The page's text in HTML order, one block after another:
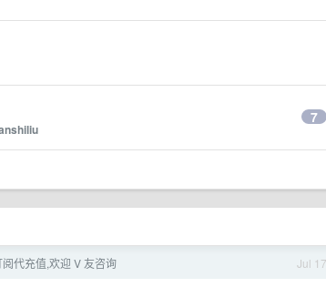
7
Jul 17
代充值,欢迎 V 友咨询